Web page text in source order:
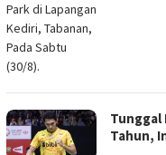
Park di Lapangan
Kediri, Tabanan,
Pada Sabtu
(30/8).
Tunggal
Tahun,